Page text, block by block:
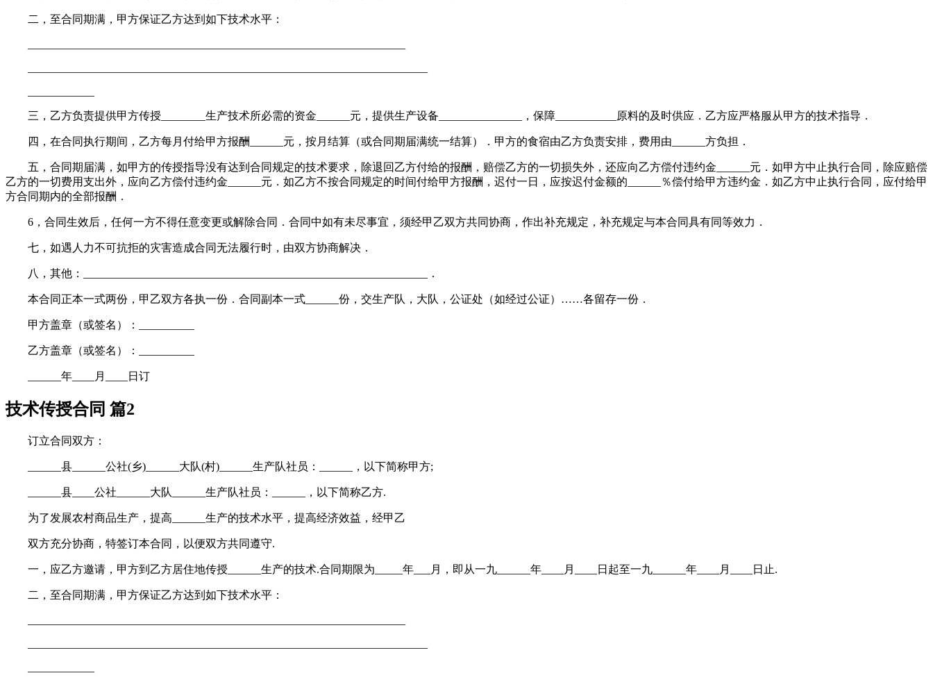
二，至合同期满，甲方保证乙方达到如下技术水平：
三，乙方负责提供甲方传授________生产技术所必需的资金______元，提供生产设备_______________，保障___________原料的及时供应．乙方应严格服从甲方的技术指导．
四，在合同执行期间，乙方每月付给甲方报酬______元，按月结算（或合同期届满统一结算）．甲方的食宿由乙方负责安排，费用由______方负担．
五，合同期届满，如甲方的传授指导没有达到合同规定的技术要求，除退回乙方付给的报酬，赔偿乙方的一切损失外，还应向乙方偿付违约金______元．如甲方中止执行合同，除应赔偿
乙方的一切费用支出外，应向乙方偿付违约金______元．如乙方不按合同规定的时间付给甲方报酬，迟付一日，应按迟付金额的______％偿付给甲方违约金．如乙方中止执行合同，应付给甲
方合同期内的全部报酬．
6，合同生效后，任何一方不得任意变更或解除合同．合同中如有未尽事宜，须经甲乙双方共同协商，作出补充规定，补充规定与本合同具有同等效力．
七，如遇人力不可抗拒的灾害造成合同无法履行时，由双方协商解决．
八，其他：______________________________________________________________．
本合同正本一式两份，甲乙双方各执一份．合同副本一式______份，交生产队，大队，公证处（如经过公证）……各留存一份．
甲方盖章（或签名）：__________
乙方盖章（或签名）：__________
______年____月____日订
技术传授合同 篇2
订立合同双方：
______县______公社(乡)______大队(村)______生产队社员：______，以下简称甲方;
______县____公社______大队______生产队社员：______，以下简称乙方.
为了发展农村商品生产，提高______生产的技术水平，提高经济效益，经甲乙
双方充分协商，特签订本合同，以便双方共同遵守.
一，应乙方邀请，甲方到乙方居住地传授______生产的技术.合同期限为_____年___月，即从一九______年____月____日起至一九______年____月____日止.
二，至合同期满，甲方保证乙方达到如下技术水平：